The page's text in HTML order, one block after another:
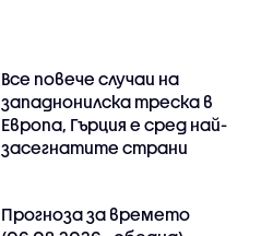
Все повече случаи на
западнонилска треска в
Европа, Гърция е сред най-
засегнатите страни
Прогноза за времето